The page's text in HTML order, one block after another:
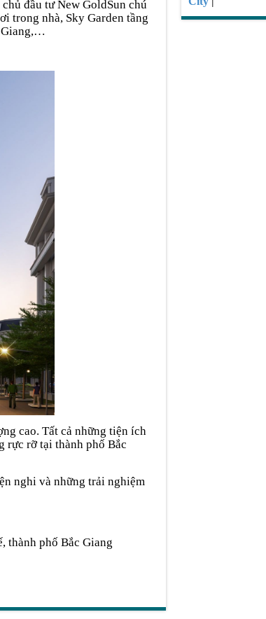
đầu tư New GoldSun chú
trong nhà, Sky Garden tầng
Giang,…
cao. Tất cả những tiện ích
rực rỡ tại thành phố Bắc
nghi và những trải nghiệm
thành phố Bắc Giang